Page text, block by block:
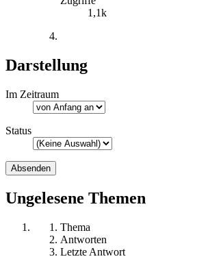
1,1k
Darstellung
Im Zeitraum
Status
Ungelesene Themen
Thema
Antworten
Letzte Antwort